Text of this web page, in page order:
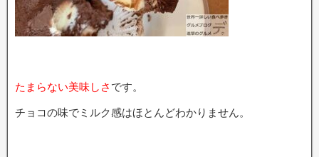
たまらない美味しさ です。
チョコの味でミルク感はほとんどわかりません。